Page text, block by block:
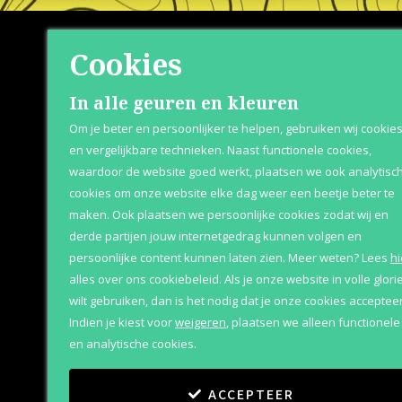
Shop
Herenparfum
Damesparfum
Merken
Geschenksets
Aanbiedingen
Over
Retourneren
Bezorging
Cookies
In alle geuren en kleuren
Om je beter en persoonlijker te helpen, gebruiken wij cookies
en vergelijkbare technieken. Naast functionele cookies,
waardoor de website goed werkt, plaatsen we ook
cookies om onze website elke dag weer een beetje beter te
maken. Ook plaatsen we persoonlijke cookies zodat wij en
derde partijen jouw internetgedrag kunnen volgen en
persoonlijke content kunnen laten zien. Meer weten?Lees
alles over ons cookiebeleid. Als je onze website in volle glorie
wilt gebruiken, dan is het nodig dat je onze cookies
Indien je kiest voorweigeren,plaatsen we alleen functionele
en analytische cookies.
ACCEPTEER